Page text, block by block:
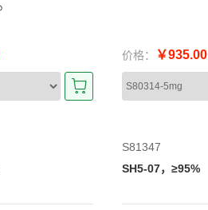
价格： ￥935.00
S81347
SH5-07，≥95%